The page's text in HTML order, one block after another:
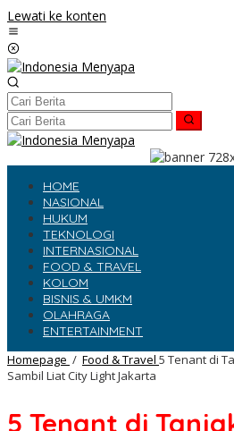
Lewati ke konten
HOME
NASIONAL
HUKUM
TEKNOLOGI
INTERNASIONAL
FOOD & TRAVEL
KOLOM
BISNIS & UMKM
OLAHRAGA
ENTERTAINMENT
Homepage / Food & Travel 5 Tenant di
Sambil Liat City Light Jakarta
5 Tenant di